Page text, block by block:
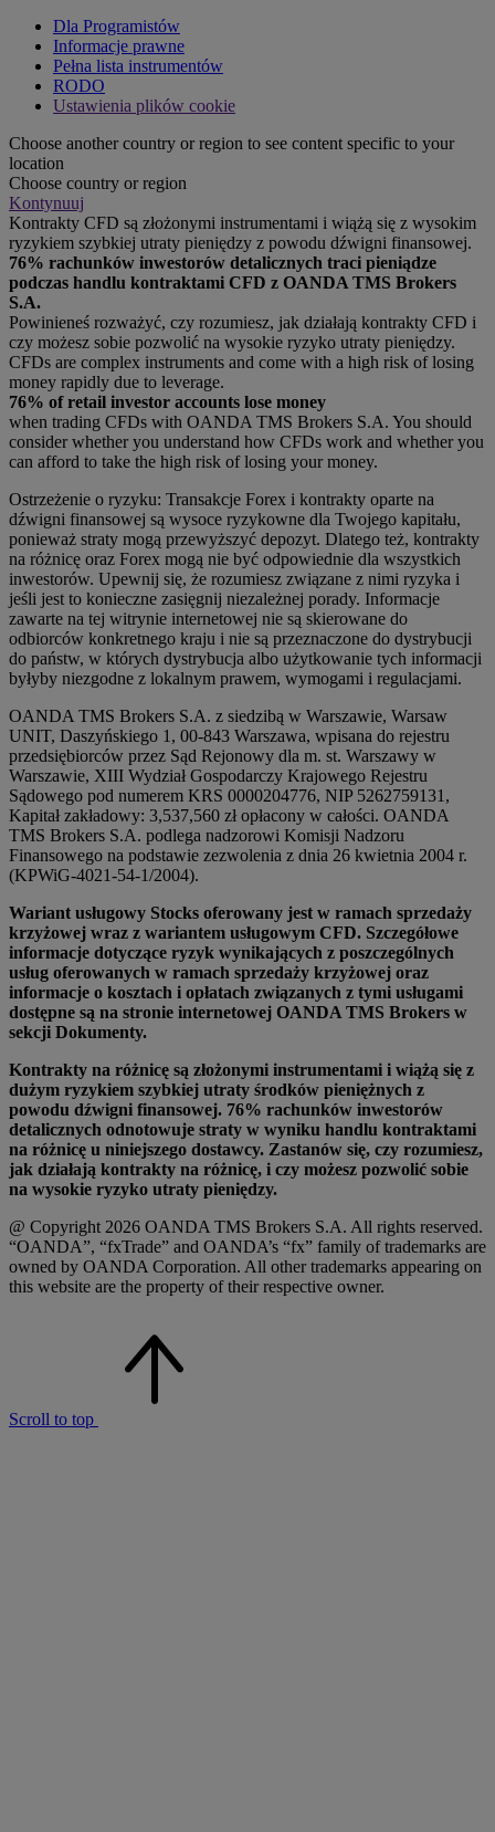
Dla Programistów
Informacje prawne
Pełna lista instrumentów
RODO
Ustawienia plików cookie
Choose another country or region to see content specific to your
location
Choose country or region
Kontynuuj
Kontrakty CFD są złożonymi instrumentami i wiążą się z wysokim
ryzykiem szybkiej utraty pieniędzy z powodu dźwigni finansowej.
76% rachunków inwestorów detalicznych traci pieniądze
podczas handlu kontraktami CFD z OANDA TMS Brokers
S.A.
Powinieneś rozważyć, czy rozumiesz, jak działają kontrakty CFD i
czy możesz sobie pozwolić na wysokie ryzyko utraty pieniędzy.
CFDs are complex instruments and come with a high risk of losing
money rapidly due to leverage.
76% of retail investor accounts lose money
when trading CFDs with OANDA TMS Brokers S.A. You should
consider whether you understand how CFDs work and whether you
can afford to take the high risk of losing your money.
Ostrzeżenie o ryzyku: Transakcje Forex i kontrakty oparte na
dźwigni finansowej są wysoce ryzykowne dla Twojego kapitału,
ponieważ straty mogą przewyższyć depozyt. Dlatego też, kontrakty
na różnicę oraz Forex mogą nie być odpowiednie dla wszystkich
inwestorów. Upewnij się, że rozumiesz związane z nimi ryzyka i
jeśli jest to konieczne zasięgnij niezależnej porady. Informacje
zawarte na tej witrynie internetowej nie są skierowane do
odbiorców konkretnego kraju i nie są przeznaczone do dystrybucji
do państw, w których dystrybucja albo użytkowanie tych informacji
byłyby niezgodne z lokalnym prawem, wymogami i regulacjami.
OANDA TMS Brokers S.A. z siedzibą w Warszawie, Warsaw
UNIT, Daszyńskiego 1, 00-843 Warszawa, wpisana do rejestru
przedsiębiorców przez Sąd Rejonowy dla m. st. Warszawy w
Warszawie, XIII Wydział Gospodarczy Krajowego Rejestru
Sądowego pod numerem KRS 0000204776, NIP 5262759131,
Kapitał zakładowy: 3,537,560 zł opłacony w całości. OANDA
TMS Brokers S.A. podlega nadzorowi Komisji Nadzoru
Finansowego na podstawie zezwolenia z dnia 26 kwietnia 2004 r.
(KPWiG-4021-54-1/2004).
Wariant usługowy Stocks oferowany jest w ramach sprzedaży
krzyżowej wraz z wariantem usługowym CFD. Szczegółowe
informacje dotyczące ryzyk wynikających z poszczególnych
usług oferowanych w ramach sprzedaży krzyżowej oraz
informacje o kosztach i opłatach związanych z tymi usługami
dostępne są na stronie internetowej OANDA TMS Brokers w
sekcji Dokumenty.
Kontrakty na różnicę są złożonymi instrumentami i wiążą się z
dużym ryzykiem szybkiej utraty środków pieniężnych z
powodu dźwigni finansowej. 76% rachunków inwestorów
detalicznych odnotowuje straty w wyniku handlu kontraktami
na różnicę u niniejszego dostawcy. Zastanów się, czy rozumiesz,
jak działają kontrakty na różnicę, i czy możesz pozwolić sobie
na wysokie ryzyko utraty pieniędzy.
@ Copyright 2026 OANDA TMS Brokers S.A. All rights reserved.
“OANDA”, “fxTrade” and OANDA’s “fx” family of trademarks are
owned by OANDA Corporation. All other trademarks appearing on
this website are the property of their respective owner.
Scroll to top